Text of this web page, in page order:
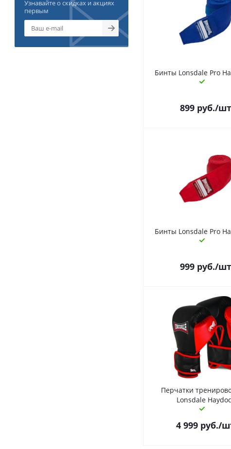
Бинты Lonsdale Pro
899руб./шт
Бинты Lonsdale Pro
999руб./шт
Перчатки
Lonsdale
4 999 руб./
Узнавайте о скидках и акциях
первым